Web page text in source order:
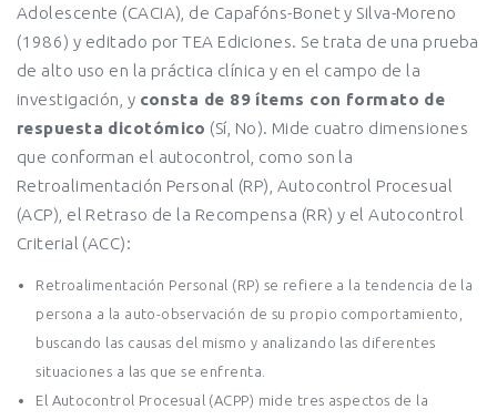
Adolescente (CACIA), de Capafóns-Bonet y Silva-Moreno
(1986) y editado por TEA Ediciones. Se trata de una prueba
de alto uso en la práctica clínica y en el campo de la
investigación, y consta de 89 ítems con formato de
respuesta dicotómico (Sí, No). Mide cuatro dimensiones
que conforman el autocontrol, como son la
Retroalimentación Personal (RP), Autocontrol Procesual
(ACP), el Retraso de la Recompensa (RR) y el Autocontrol
Criterial (ACC):
Retroalimentación Personal (RP) se refiere a la tendencia de la
persona a la auto-observación de su propio comportamiento,
buscando las causas del mismo y analizando las diferentes
situaciones a las que se enfrenta.
El Autocontrol Procesual (ACPP) mide tres aspectos de la